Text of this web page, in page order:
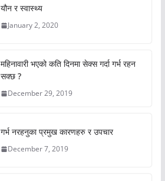
यौन र स्वास्थ्य
January 2, 2020
महिनावारी भएको कति दिनमा सेक्स गर्दा गर्भ रहन
सक्छ ?
December 29, 2019
गर्भ नरहनुका प्रमुख कारणहरु र उपचार
December 7, 2019